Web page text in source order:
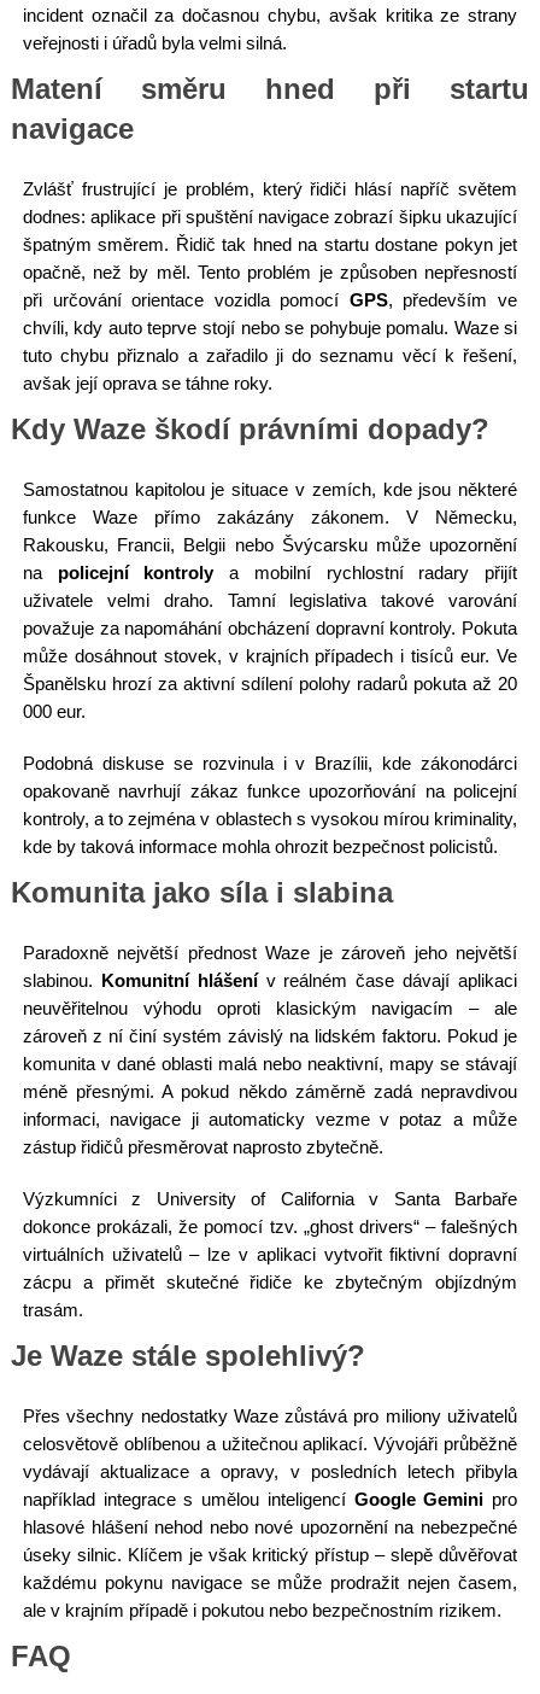
incident označil za dočasnou chybu, avšak kritika ze strany
veřejnosti i úřadů byla velmi silná.
Matení směru hned při startu
navigace
Zvlášť frustrující je problém, který řidiči hlásí napříč světem
dodnes: aplikace při spuštění navigace zobrazí šipku ukazující
špatným směrem. Řidič tak hned na startu dostane pokyn jet
opačně, než by měl. Tento problém je způsoben nepřesností
při určování orientace vozidla pomocí GPS, především ve
chvíli, kdy auto teprve stojí nebo se pohybuje pomalu. Waze si
tuto chybu přiznalo a zařadilo ji do seznamu věcí k řešení,
avšak její oprava se táhne roky.
Kdy Waze škodí právními dopady?
Samostatnou kapitolou je situace v zemích, kde jsou některé
funkce Waze přímo zakázány zákonem. V Německu,
Rakousku, Francii, Belgii nebo Švýcarsku může upozornění
na policejní kontrolya mobilní rychlostní radary přijít
uživatele velmi draho. Tamní legislativa takové varování
považuje za napomáhání obcházení dopravní kontroly. Pokuta
může dosáhnout stovek, v krajních případech i tisíců eur. Ve
Španělsku hrozí za aktivní sdílení polohy radarů pokuta až 20
000 eur.
Podobná diskuse se rozvinula i v Brazílii, kde zákonodárci
opakovaně navrhují zákaz funkce upozorňování na policejní
kontroly, a to zejména v oblastech s vysokou mírou kriminality,
kde by taková informace mohla ohrozit bezpečnost policistů.
Komunita jako síla i slabina
Paradoxně největší přednost Waze je zároveň jeho největší
slabinou. Komunitní hlášenív reálném čase dávají aplikaci
neuvěřitelnou výhodu oproti klasickým navigacím – ale
zároveň z ní činí systém závislý na lidském faktoru. Pokud je
komunita v dané oblasti malá nebo neaktivní, mapy se stávají
méně přesnými. A pokud někdo záměrně zadá nepravdivou
informaci, navigace ji automaticky vezme v potaz a může
zástup řidičů přesměrovat naprosto zbytečně.
Výzkumníci z University of California v Santa Barbaře
dokonce prokázali, že pomocí tzv. „ghost drivers“ – falešných
virtuálních uživatelů – lze v aplikaci vytvořit fiktivní dopravní
zácpu a přimět skutečné řidiče ke zbytečným objízdným
trasám.
Je Waze stále spolehlivý?
Přes všechny nedostatky Waze zůstává pro miliony uživatelů
celosvětově oblíbenou a užitečnou aplikací. Vývojáři průběžně
vydávají aktualizace a opravy, v posledních letech přibyla
například integrace s umělou inteligencí Google Gemini pro
hlasové hlášení nehod nebo nové upozornění na nebezpečné
úseky silnic. Klíčem je však kritický přístup – slepě důvěřovat
každému pokynu navigace se může prodražit nejen časem,
ale v krajním případě i pokutou nebo bezpečnostním rizikem.
FAQ